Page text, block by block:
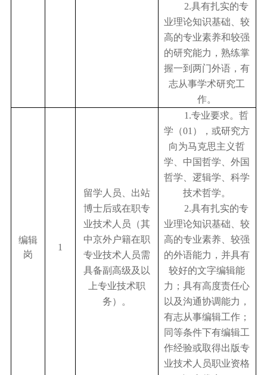
2.具有扎实的专
业理论知识基础、较
高的专业素养和较强
的研究能力，熟练掌
握一到两门外语，有
志从事学术研究工
作。
编辑
岗
1
留学人员、出站
博士后或在职专
业技术人员（其
中京外户籍在职
专业技术人员需
具备副高级及以
上专业技术职
务）。
1.专业要求。哲
学（01 ），或研究方
向为马克思主义哲
学、中国哲学、外国
哲学、逻辑学、科学
技术哲学。
2.具有扎实的专
业理论知识基础、较
高的专业素养、较强
的外语能力，并具有
较好的文字编辑能
力；具有高度责任心
以及沟通协调能力，
有志从事编辑工作；
同等条件下有编辑工
作经验或取得出版专
业技术人员职业资格